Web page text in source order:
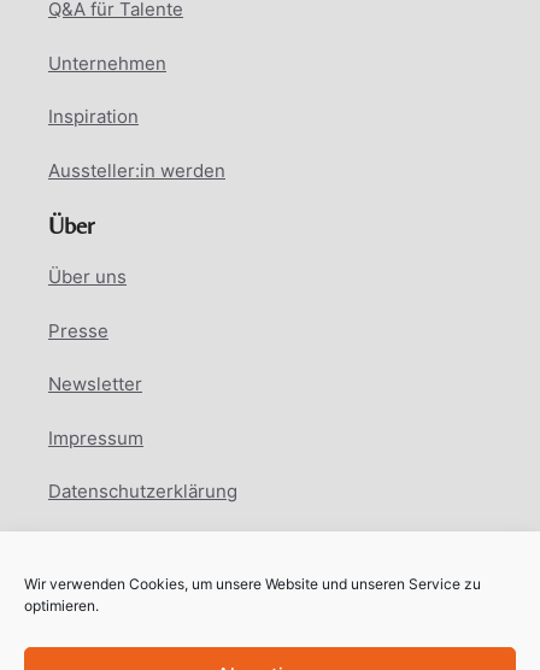
Wir verwenden Cookies, um unsere Website und unseren Service zu
optimieren.
Q&A für Talente
Unternehmen
Inspiration
Aussteller:in werden
Über
Über uns
Presse
Newsletter
Impressum
Datenschutzerklärung
Facebook
Instagram
LinkedIn